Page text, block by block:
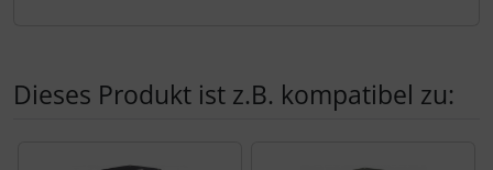
Dieses Produkt ist z.B. kompatibel zu: